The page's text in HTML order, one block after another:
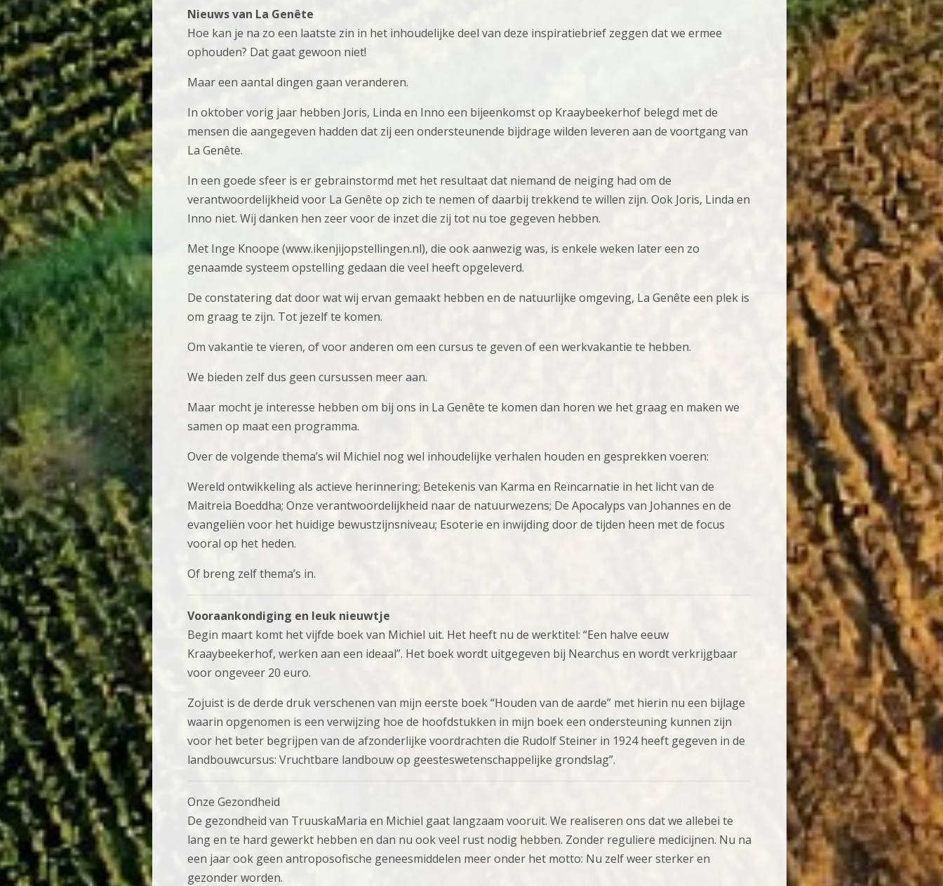
Nieuws van La Genête
Hoe kan je na zo een laatste zin in het inhoudelijke deel van deze inspiratiebrief zeggen dat we ermee
ophouden? Dat gaat gewoon niet!
Maar een aantal dingen gaan veranderen.
In oktober vorig jaar hebben Joris, Linda en Inno een bijeenkomst op Kraaybeekerhof belegd met de
mensen die aangegeven hadden dat zij een ondersteunende bijdrage wilden leveren aan de voortgang van
La Genête.
In een goede sfeer is er gebrainstormd met het resultaat dat niemand de neiging had om de
verantwoordelijkheid voor La Genête op zich te nemen of daarbij trekkend te willen zijn. Ook Joris, Linda en
Inno niet. Wij danken hen zeer voor de inzet die zij tot nu toe gegeven hebben.
Met Inge Knoope (www.ikenjijopstellingen.nl), die ook aanwezig was, is enkele weken later een zo
genaamde systeem opstelling gedaan die veel heeft opgeleverd.
De constatering dat door wat wij ervan gemaakt hebben en de natuurlijke omgeving, La Genête een plek is
om graag te zijn. Tot jezelf te komen.
Om vakantie te vieren, of voor anderen om een cursus te geven of een werkvakantie te hebben.
We bieden zelf dus geen cursussen meer aan.
Maar mocht je interesse hebben om bij ons in La Genête te komen dan horen we het graag en maken we
samen op maat een programma.
Over de volgende thema’s wil Michiel nog wel inhoudelijke verhalen houden en gesprekken voeren:
Wereld ontwikkeling als actieve herinnering; Betekenis van Karma en Reïncarnatie in het licht van de
Maitreia Boeddha; Onze verantwoordelijkheid naar de natuurwezens; De Apocalyps van Johannes en de
evangeliën voor het huidige bewustzijnsniveau; Esoterie en inwijding door de tijden heen met de focus
vooral op het heden.
Of breng zelf thema’s in.
Vooraankondiging en leuk nieuwtje
Begin maart komt het vijfde boek van Michiel uit. Het heeft nu de werktitel: “Een halve eeuw
Kraaybeekerhof, werken aan een ideaal”. Het boek wordt uitgegeven bij Nearchus en wordt verkrijgbaar
voor ongeveer 20 euro.
Zojuist is de derde druk verschenen van mijn eerste boek “Houden van de aarde” met hierin nu een bijlage
waarin opgenomen is een verwijzing hoe de hoofdstukken in mijn boek een ondersteuning kunnen zijn
voor het beter begrijpen van de afzonderlijke voordrachten die Rudolf Steiner in 1924 heeft gegeven in de
landbouwcursus: Vruchtbare landbouw op geesteswetenschappelijke grondslag”.
Onze Gezondheid
De gezondheid van TruuskaMaria en Michiel gaat langzaam vooruit. We realiseren ons dat we allebei te
lang en te hard gewerkt hebben en dan nu ook veel rust nodig hebben. Zonder reguliere medicijnen. Nu na
een jaar ook geen antroposofische geneesmiddelen meer onder het motto: Nu zelf weer sterker en
gezonder worden.